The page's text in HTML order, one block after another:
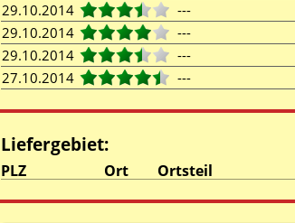
29.10.2014
---
29.10.2014
---
29.10.2014
---
27.10.2014
---
Liefergebiet:
PLZ Ort Ortsteil